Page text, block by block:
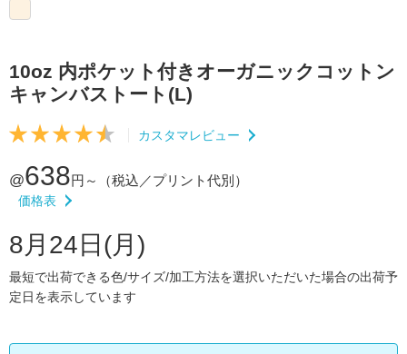
10oz 内ポケット付きオーガニックコットン
キャンバストート(L)
カスタマレビュー
@638円～ （税込／プリント代別）
価格表
8月24日(月)
最短で出荷できる色/サイズ/加工方法を選択いただいた場合の出荷予
定日を表示しています